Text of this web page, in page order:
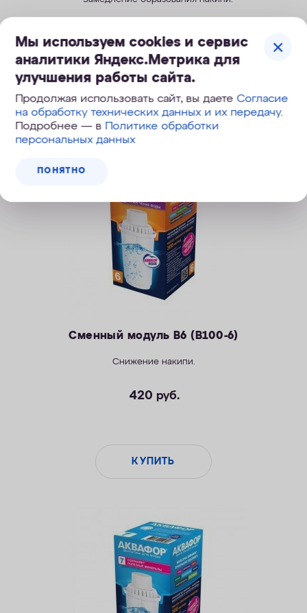
1 290
1 600 , экономия 310
КУПИТЬ
Сменный модуль В6 (В100-6)
Снижение накипи.
420 руб.
КУПИТЬ
Мы используем cookies и сервис
аналитики Яндекс.Метрика для
улучшения работы сайта.
Продолжая использовать сайт, вы даетеСогласие
на обработку технических данных и их передачу.
Подробнее — в Политике обработки
персональных данных
ПОНЯТНО